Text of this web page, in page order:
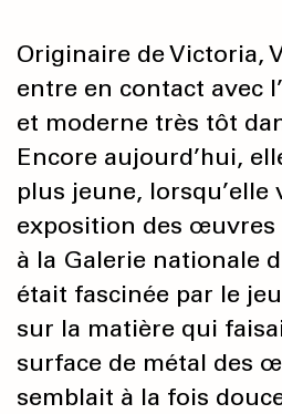
Originaire de Victoria,
entre en contact avec
et moderne très tôt
Encore aujourd’hui,
plus jeune,
exposition des œuvres
à la Galerie nationale
était fascinée par le
sur la matière qui
surface de métal des
semblait à la fois